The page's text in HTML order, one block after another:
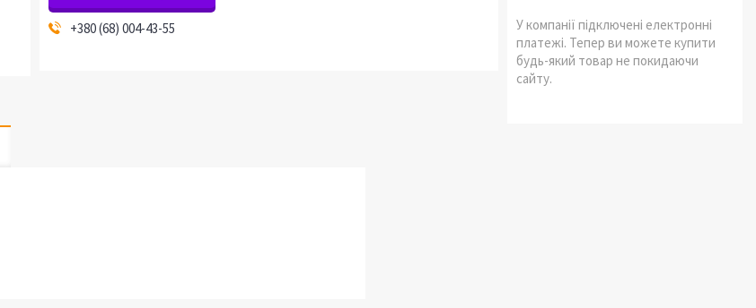
+380 (68) 004-43-55
У компанії підключені електронні
платежі. Тепер ви можете купити
будь-який товар не покидаючи
сайту.